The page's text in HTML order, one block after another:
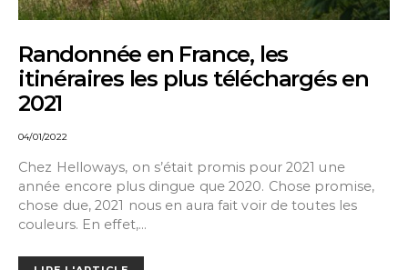
Randonnée en France, les
itinéraires les plus téléchargés en
2021
04/01/2022
Chez Helloways, on s’était promis pour 2021 une
année encore plus dingue que 2020. Chose promise,
chose due, 2021 nous en aura fait voir de toutes les
couleurs. En effet,…